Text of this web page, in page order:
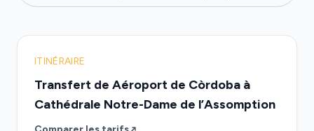
ITINÉRAIRE
Transfert de Aéroport de Còrdoba à
Cathédrale Notre-Dame de l’Assomption